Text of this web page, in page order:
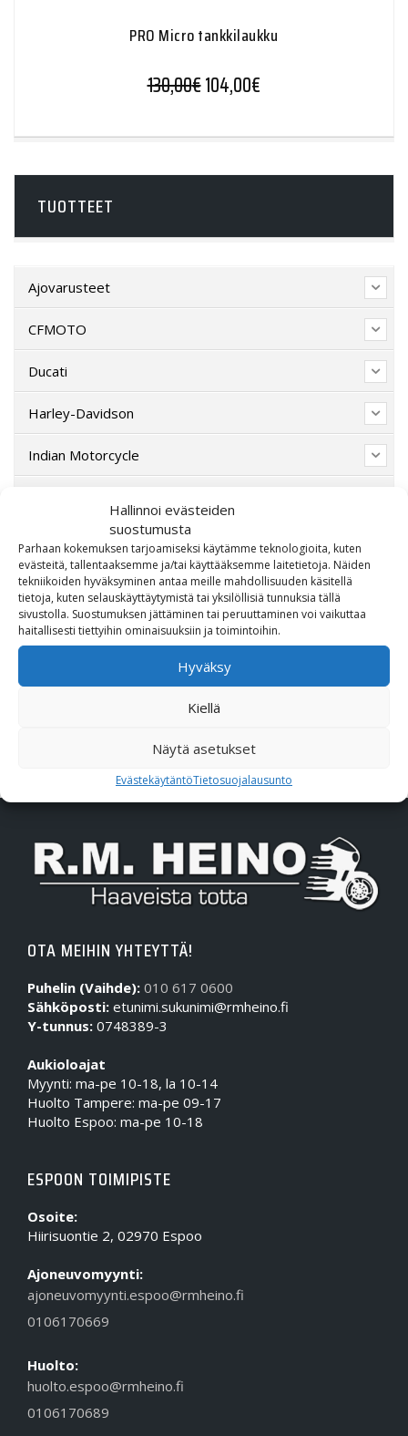
Hallinnoi evästeiden
suostumusta
Parhaan kokemuksen tarjoamiseksi käytämme teknologioita, kuten
evästeitä, tallentaaksemme ja/tai käyttääksemme laitetietoja. Näiden
tekniikoiden hyväksyminen antaa meille mahdollisuuden käsitellä
tietoja, kuten selauskäyttäytymistä tai yksilöllisiä tunnuksia tällä
sivustolla. Suostumuksen jättäminen tai peruuttaminen voi vaikuttaa
haitallisesti tiettyihin ominaisuuksiin ja toimintoihin.
Hyväksy
Kiellä
Näytä asetukset
EvästekäytäntöTietosuojalausunto
PRO Micro tankkilaukku
130,00€104,00€
TUOTTEET
Ajovarusteet
CFMOTO
Ducati
Harley-Davidson
Indian Motorcycle
Lisävarusteet
Poistotori
Polaris
OTA MEIHIN YHTEYTTÄ!
Puhelin (Vaihde): 010 617 0600
Sähköposti: etunimi.sukunimi@rmheino.fi
Y-tunnus: 0748389-3
Aukioloajat
Myynti: ma-pe 10-18, la 10-14
Huolto Tampere: ma-pe 09-17
Huolto Espoo: ma-pe 10-18
ESPOON TOIMIPISTE
Osoite:
Hiirisuontie 2, 02970 Espoo
Ajoneuvomyynti:
ajoneuvomyynti.espoo@rmheino.fi
0106170669
Huolto:
huolto.espoo@rmheino.fi
0106170689